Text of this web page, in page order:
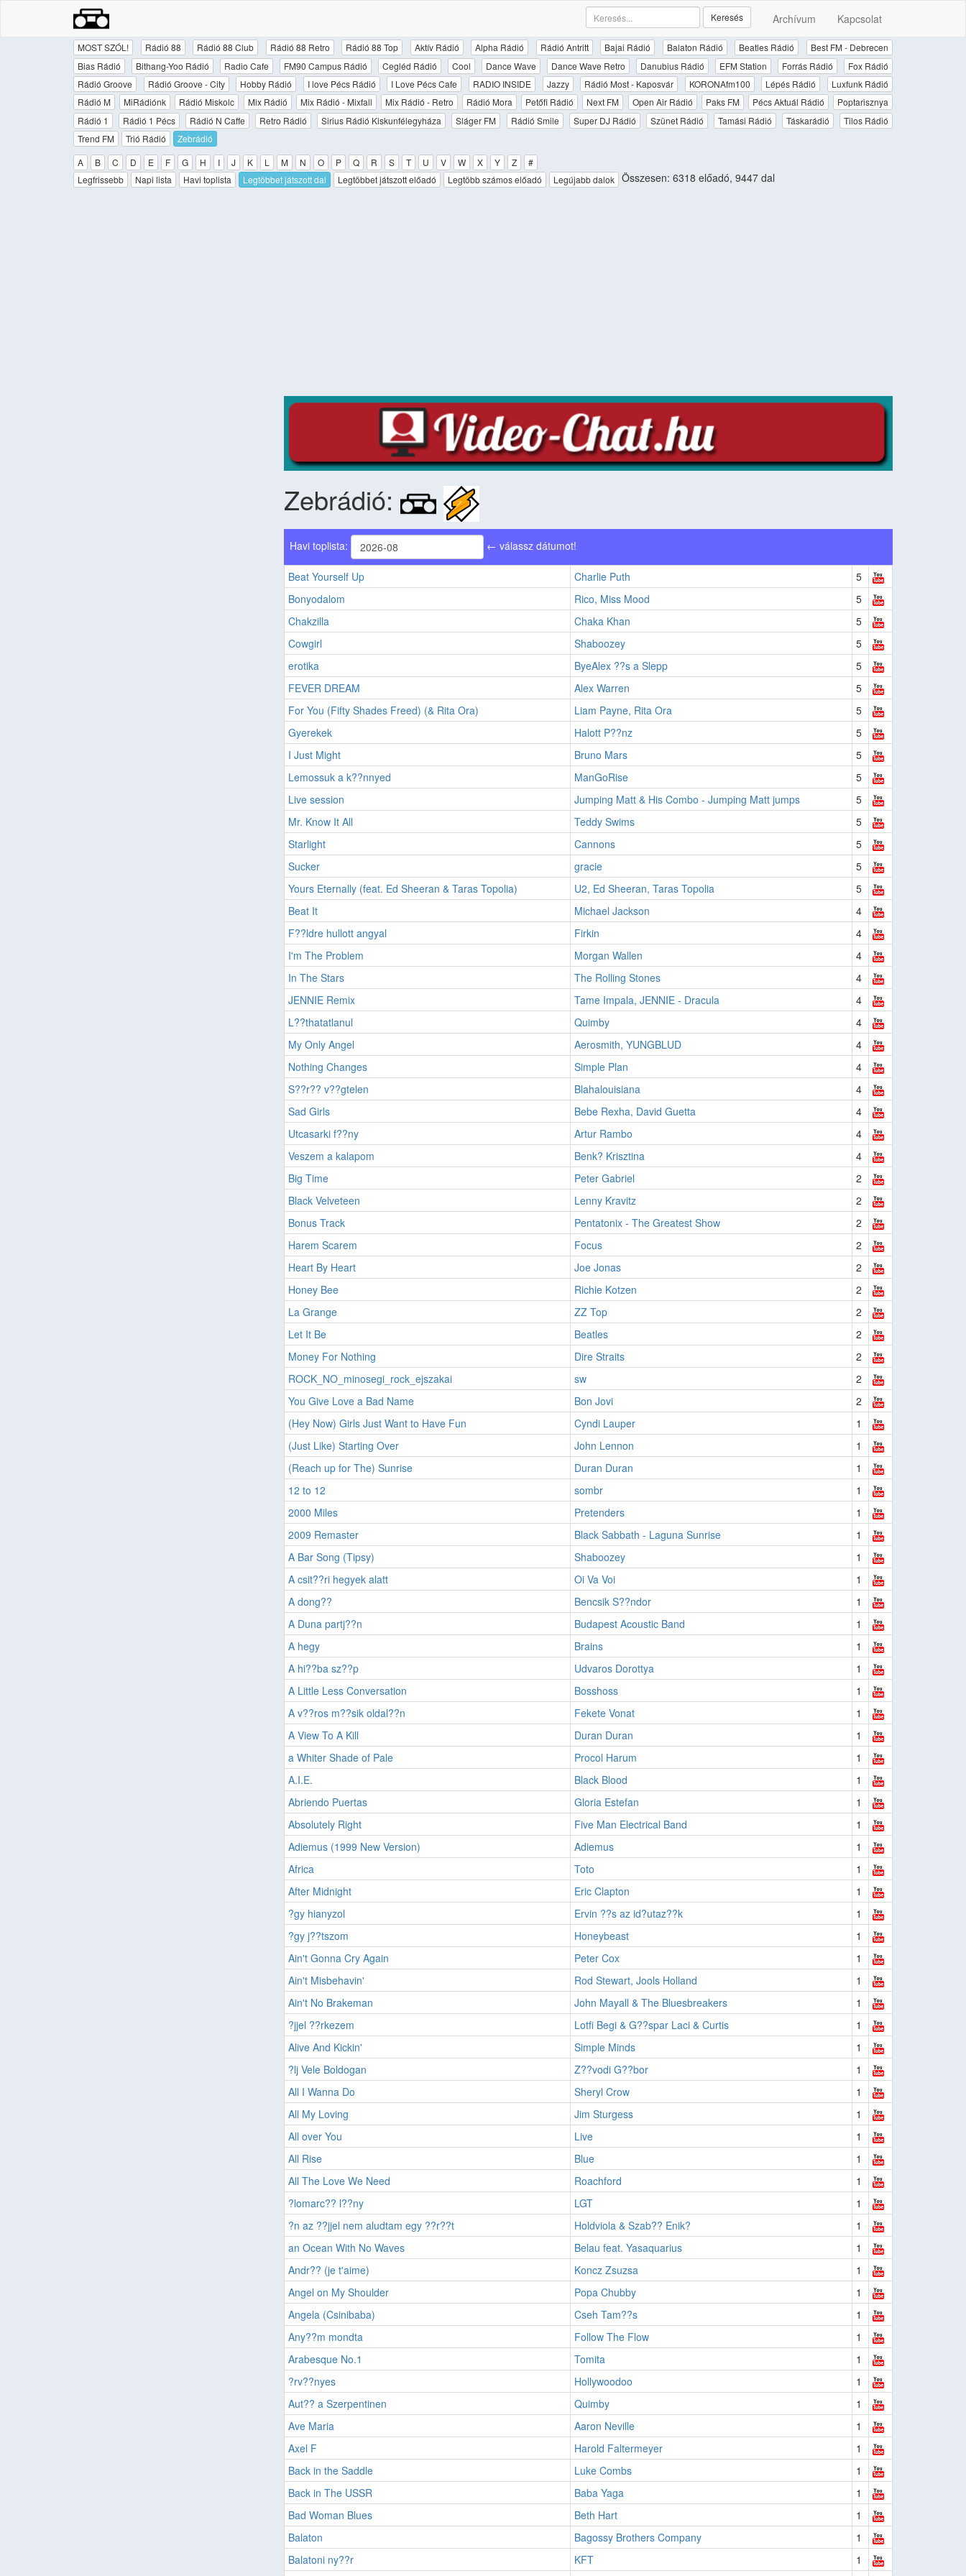
Archívum Kapcsolat
Keresés
MOST SZÓL! Rádió 88 Rádió 88 Club Rádió 88 Retro Rádió 88 Top Aktív Rádió Alpha Rádió Rádió Antritt Bajai Rádió Balaton Rádió Beatles Rádió
Best FM - Debrecen
Bias Rádió
Bithang-Yoo Rádió Radio Cafe FM90 Campus Rádió Cegléd Rádió Cool Dance Wave Dance Wave Retro Danubius Rádió EFM Station Forrás Rádió
Fox Rádió
Rádió Groove
Rádió Groove - City Hobby Rádió I love Pécs Rádió I Love Pécs Cafe RADIO INSIDE Jazzy Rádió Most - Kaposvár KORONAfm100 Lépés Rádió
Luxfunk Rádió
Rádió M
MiRádiónk Rádió Miskolc Mix Rádió Mix Rádió - Mixfall Mix Rádió - Retro Rádió Mora Petőfi Rádió Next FM Open Air Rádió Paks FM Pécs Aktuál Rádió
Poptarisznya
Rádió 1
Rádió 1 Pécs Rádió N Caffe Retro Rádió Sirius Rádió Kiskunfélegyháza Sláger FM Rádió Smile Super DJ Rádió Szünet Rádió Tamási Rádió Táskarádió
Tilos Rádió
Trend FM
Trió Rádió
Zebrádió
A
B C D E F G H I J K L M N O P Q R S T U V W X Y Z
#
Legfrissebb
Napi lista Havi toplista Legtöbbet játszott dal Legtöbbet játszott előadó Legtöbb számos előadó Legújabb dalok Összesen: 6318 előadó, 9447 dal
Zebrádió:
Havi toplista: ← válassz dátumot!
Beat Yourself Up Charlie Puth
5
Bonyodalom
Rico, Miss Mood
5
Chakzilla
Chaka Khan
5
Cowgirl
Shaboozey
5
erotika
ByeAlex ??s a Slepp
5
FEVER DREAM
Alex Warren
5
For You (Fifty Shades Freed) (& Rita Ora)
Liam Payne, Rita Ora
5
Gyerekek
Halott P??nz
5
I Just Might
Bruno Mars
5
Lemossuk a k??nnyed
ManGoRise
5
Live session
Jumping Matt & His Combo - Jumping Matt jumps
5
Mr. Know It All
Teddy Swims
5
Starlight
Cannons
5
Sucker
gracie
5
Yours Eternally (feat. Ed Sheeran & Taras Topolia)
U2, Ed Sheeran, Taras Topolia
5
Beat It
Michael Jackson
4
F??ldre hullott angyal
Firkin
4
I'm The Problem
Morgan Wallen
4
In The Stars
The Rolling Stones
4
JENNIE Remix
Tame Impala, JENNIE - Dracula
4
L??thatatlanul
Quimby
4
My Only Angel
Aerosmith, YUNGBLUD
4
Nothing Changes
Simple Plan
4
S??r?? v??gtelen
Blahalouisiana
4
Sad Girls
Bebe Rexha, David Guetta
4
Utcasarki f??ny
Artur Rambo
4
Veszem a kalapom
Benk? Krisztina
4
Big Time
Peter Gabriel
2
Black Velveteen
Lenny Kravitz
2
Bonus Track
Pentatonix - The Greatest Show
2
Harem Scarem
Focus
2
Heart By Heart
Joe Jonas
2
Honey Bee
Richie Kotzen
2
La Grange
ZZ Top
2
Let It Be
Beatles
2
Money For Nothing
Dire Straits
2
ROCK_NO_minosegi_rock_ejszakai
sw
2
You Give Love a Bad Name
Bon Jovi
2
(Hey Now) Girls Just Want to Have Fun
Cyndi Lauper
1
(Just Like) Starting Over
John Lennon
1
(Reach up for The) Sunrise
Duran Duran
1
12 to 12
sombr
1
2000 Miles
Pretenders
1
2009 Remaster
Black Sabbath - Laguna Sunrise
1
A Bar Song (Tipsy)
Shaboozey
1
A csit??ri hegyek alatt
Oi Va Voi
1
A dong??
Bencsik S??ndor
1
A Duna partj??n
Budapest Acoustic Band
1
A hegy
Brains
1
A hi??ba sz??p
Udvaros Dorottya
1
A Little Less Conversation
Bosshoss
1
A v??ros m??sik oldal??n
Fekete Vonat
1
A View To A Kill
Duran Duran
1
a Whiter Shade of Pale
Procol Harum
1
A.I.E.
Black Blood
1
Abriendo Puertas
Gloria Estefan
1
Absolutely Right
Five Man Electrical Band
1
Adiemus (1999 New Version)
Adiemus
1
Africa
Toto
1
After Midnight
Eric Clapton
1
?gy hianyzol
Ervin ??s az id?utaz??k
1
?gy j??tszom
Honeybeast
1
Ain't Gonna Cry Again
Peter Cox
1
Ain't Misbehavin'
Rod Stewart, Jools Holland
1
Ain't No Brakeman
John Mayall & The Bluesbreakers
1
?jjel ??rkezem
Lotfi Begi & G??spar Laci & Curtis
1
Alive And Kickin'
Simple Minds
1
?lj Vele Boldogan
Z??vodi G??bor
1
All I Wanna Do
Sheryl Crow
1
All My Loving
Jim Sturgess
1
All over You
Live
1
All Rise
Blue
1
All The Love We Need
Roachford
1
?lomarc?? l??ny
LGT
1
?n az ??jjel nem aludtam egy ??r??t
Holdviola & Szab?? Enik?
1
an Ocean With No Waves
Belau feat. Yasaquarius
1
Andr?? (je t'aime)
Koncz Zsuzsa
1
Angel on My Shoulder
Popa Chubby
1
Angela (Csinibaba)
Cseh Tam??s
1
Any??m mondta
Follow The Flow
1
Arabesque No.1
Tomita
1
?rv??nyes
Hollywoodoo
1
Aut?? a Szerpentinen
Quimby
1
Ave Maria
Aaron Neville
1
Axel F
Harold Faltermeyer
1
Back in the Saddle
Luke Combs
1
Back in The USSR
Baba Yaga
1
Bad Woman Blues
Beth Hart
1
Balaton
Bagossy Brothers Company
1
Balatoni ny??r
KFT
1